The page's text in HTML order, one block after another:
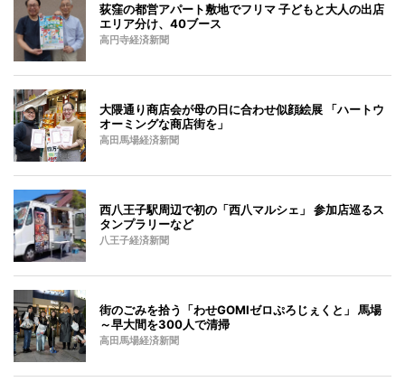
荻窪の都営アパート敷地でフリマ 子どもと大人の出店
エリア分け、40ブース
高円寺経済新聞
大隈通り商店会が母の日に合わせ似顔絵展 「ハートウ
オーミングな商店街を」
高田馬場経済新聞
西八王子駅周辺で初の「西八マルシェ」 参加店巡るス
タンプラリーなど
八王子経済新聞
街のごみを拾う「わせGOMIゼロぷろじぇくと」 馬場
～早大間を300人で清掃
高田馬場経済新聞